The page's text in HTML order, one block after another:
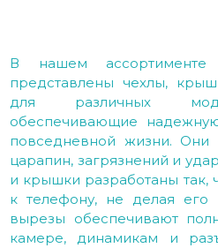
В нашем ассортименте
представлены чехлы,
для различных
обеспечивающие
повседневной жизни.
царапин, загрязнений и
и крышки разработаны так,
к телефону, не делая его
вырезы обеспечивают
камере, динамикам и